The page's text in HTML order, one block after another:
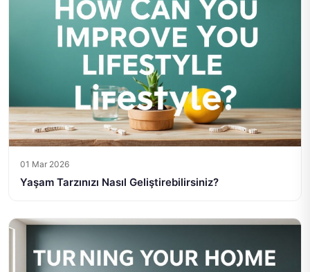
01 Mar 2026
Yaşam Tarzınızı Nasıl Geliştirebilirsiniz?